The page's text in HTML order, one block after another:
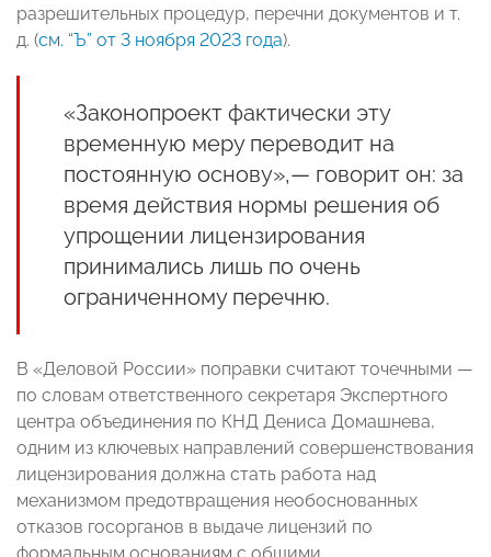
разрешительных процедур, перечни документов и т.
д. (см. “Ъ” от 3 ноября 2023 года).
«Законопроект фактически эту
временную меру переводит на
постоянную основу»,— говорит он: за
время действия нормы решения об
упрощении лицензирования
принимались лишь по очень
ограниченному перечню.
В «Деловой России» поправки считают точечными —
по словам ответственного секретаря Экспертного
центра объединения по КНД Дениса Домашнева,
одним из ключевых направлений совершенствования
лицензирования должна стать работа над
механизмом предотвращения необоснованных
отказов госорганов в выдаче лицензий по